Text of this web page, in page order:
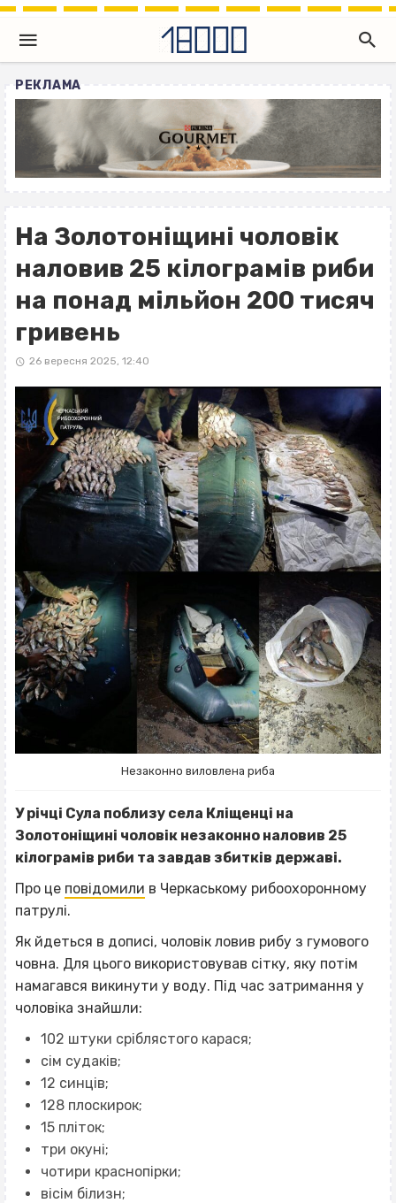
РЕКЛАМА
На Золотоніщині чоловік
наловив 25 кілограмів риби
на понад мільйон 200 тисяч
гривень
26 вересня 2025, 12:40
Незаконно виловлена риба
У річці Сула поблизу села Кліщенці на
Золотоніщині чоловік незаконно наловив 25
кілограмів риби та завдав збитків державі.
Про це повідомили в Черкаському рибоохоронному
патрулі.
Як йдеться в дописі, чоловік ловив рибу з гумового
човна. Для цього використовував сітку, яку потім
намагався викинути у воду. Під час затримання у
чоловіка знайшли:
102 штуки сріблястого карася;
сім судаків;
12 синців;
128 плоскирок;
15 пліток;
три окуні;
чотири краснопірки;
вісім білизн;